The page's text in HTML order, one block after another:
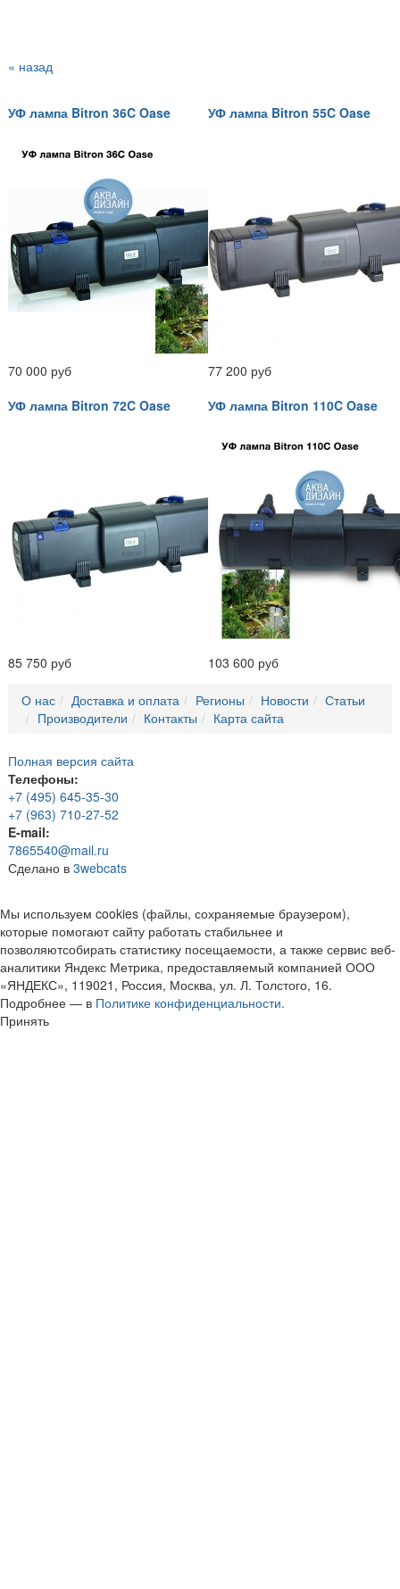
« назад
УФ лампа Bitron 36C Oase
70 000 руб
УФ лампа Bitron 55C Oase
77 200 руб
УФ лампа Bitron 72C Oase
85 750 руб
УФ лампа Bitron 110C Oase
103 600 руб
О нас Доставка и оплата Регионы Новости
Статьи
Производители
Контакты Карта сайта
Полная версия сайта
Телефоны:
+7 (495) 645-35-30
+7 (963) 710-27-52
E-mail:
7865540@mail.ru
Сделано в 3webcats
Мы используем cookies (файлы, сохраняемые браузером),
которые помогают сайту работать стабильнее и
позволяютсобирать статистику посещаемости, а также сервис веб-
аналитики Яндекс Метрика, предоставляемый компанией ООО
«ЯНДЕКС», 119021, Россия, Москва, ул. Л. Толстого, 16.
Подробнее — в Политике конфиденциальности.
Принять